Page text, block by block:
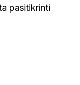
pasitikrinti